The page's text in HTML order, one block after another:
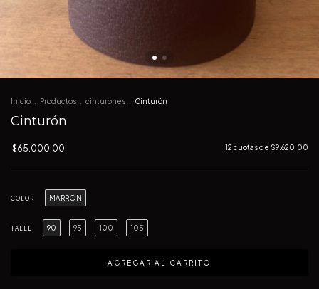
Inicio Productos cinturones Cinturón
Cinturón
$65.000,00 12 cuotas de $9.620,00
COLOR MARRON
TALLE 90 95 100 105